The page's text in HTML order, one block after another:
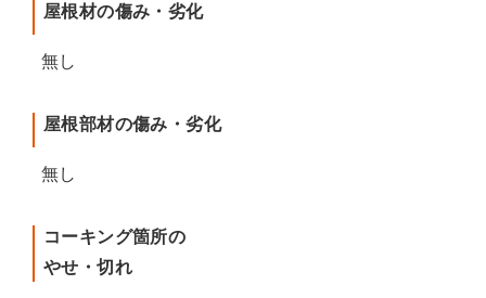
屋根材の傷み・劣化
無し
屋根部材の傷み・劣化
無し
コーキング箇所の
やせ・切れ